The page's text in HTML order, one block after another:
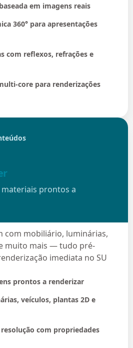
em imagens reais
360° para apresentações
com reflexos, refrações e
core para renderizações
materiais prontos a
com mobiliário, luminárias,
muito mais — tudo pré-
imediata no SU
prontos a renderizar
veículos, plantas 2D e
com propriedades